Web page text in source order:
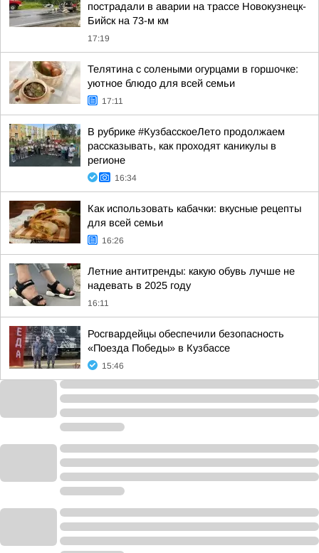
пострадали в аварии на трассе Новокузнецк-
Бийск на 73-м км
17:19
Телятина с солеными огурцами в горшочке:
уютное блюдо для всей семьи
17:11
В рубрике #КузбасскоеЛето продолжаем
рассказывать, как проходят каникулы в
регионе
16:34
Как использовать кабачки: вкусные рецепты
для всей семьи
16:26
Летние антитренды: какую обувь лучше не
надевать в 2025 году
16:11
Росгвардейцы обеспечили безопасность
«Поезда Победы» в Кузбассе
15:46